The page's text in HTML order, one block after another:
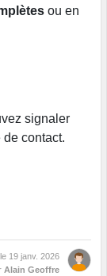
ou en
signaler
contact.
19 janv. 2026
Alain Geoffre